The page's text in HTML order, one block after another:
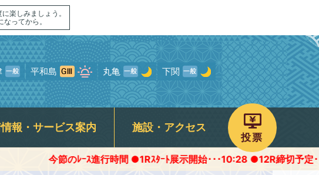
楽しみましょう。
ってから。
平和島 丸亀
下関
選結果・
予選得点率ランキング
島支部日記動画 モンタチャンネル
報・サービス案内
各種キャンペーン
宮島オリジナルグッズ
施設・アクセス
セス 専用駐車場
ROKU宮島
投票
節のﾚｰｽ進行時間 ●1Rｽﾀｰﾄ展示開始･･･10:28 ●12R締切予定･･･16:45頃